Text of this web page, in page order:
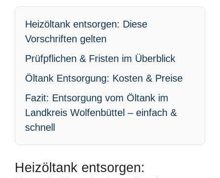
Heizöltank entsorgen: Diese
Vorschriften gelten
Prüfpflichen & Fristen im Überblick
Öltank Entsorgung: Kosten & Preise
Fazit: Entsorgung vom Öltank im
Landkreis Wolfenbüttel – einfach &
schnell
Heizöltank entsorgen: